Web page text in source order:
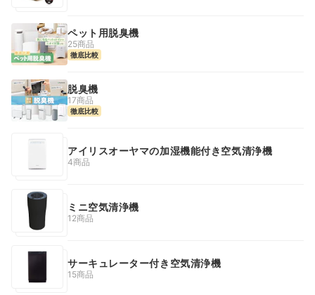
ペット用脱臭機
25商品
徹底比較
脱臭機
17商品
徹底比較
アイリスオーヤマの加湿機能付き空気清浄機
4商品
ミニ空気清浄機
12商品
サーキュレーター付き空気清浄機
15商品